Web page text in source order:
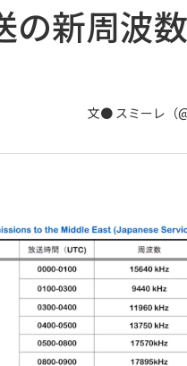
の新周波
文● スミーレ（